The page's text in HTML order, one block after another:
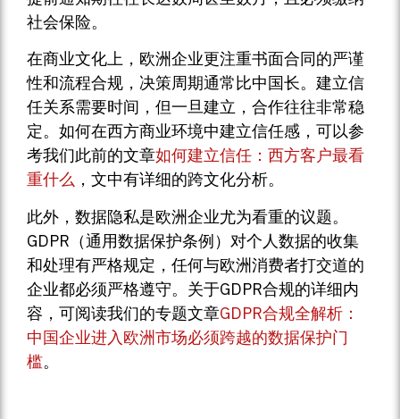
社会保险。
在商业文化上，欧洲企业更注重书面合同的严谨
性和流程合规，决策周期通常比中国长。建立信
任关系需要时间，但一旦建立，合作往往非常稳
定。如何在西方商业环境中建立信任感，可以参
考我们此前的文章如何建立信任：西方客户最看
重什么 ，文中有详细的跨文化分析。
此外，数据隐私是欧洲企业尤为看重的议题。
GDPR（通用数据保护条例）对个人数据的收集
和处理有严格规定，任何与欧洲消费者打交道的
企业都必须严格遵守。关于GDPR合规的详细内
容，可阅读我们的专题文章GDPR合规全解析：
中国企业进入欧洲市场必须跨越的数据保护门
槛。